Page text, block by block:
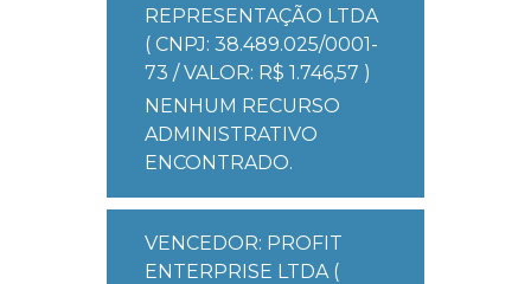
REPRESENTAÇÃO LTDA
( CNPJ: 38.489.025/0001-
73 / VALOR: R$ 1.746,57 )
NENHUM RECURSO
ADMINISTRATIVO
ENCONTRADO.
VENCEDOR: PROFIT
ENTERPRISE LTDA (